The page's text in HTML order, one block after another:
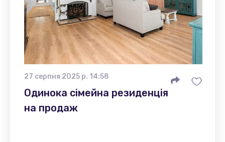
27 серпня 2025 р. 14:58
Одинока сімейна резиденція
на продаж